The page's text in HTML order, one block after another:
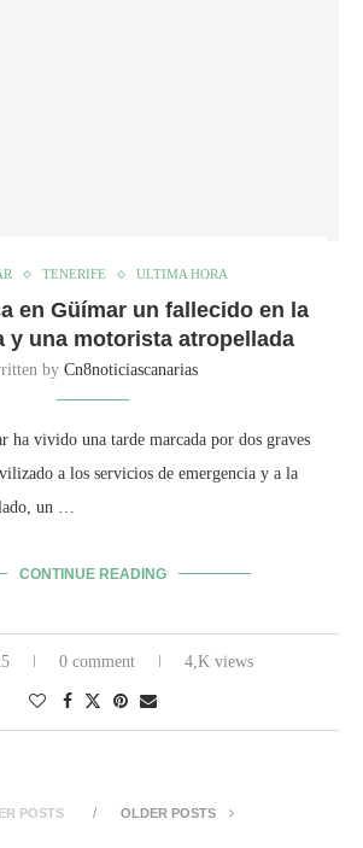
TENERIFE ULTIMA HORA
en Güímar un fallecido en la
y una motorista atropellada
by Cn8noticiascanarias
ha vivido una tarde marcada por dos graves
a los servicios de emergencia y a la
un …
CONTINUE READING
0 comment 4,K views
POSTS OLDER POSTS